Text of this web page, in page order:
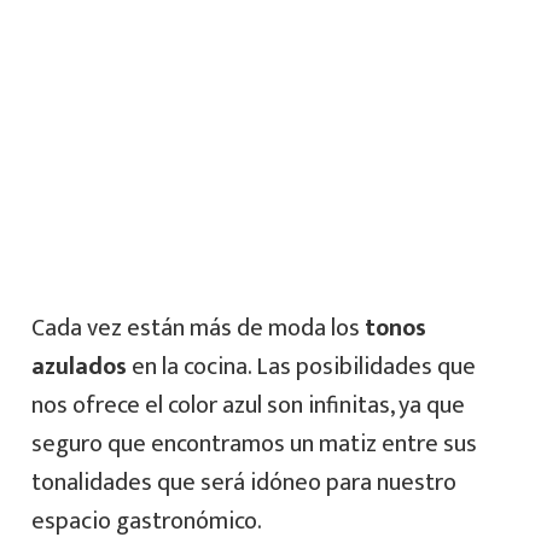
Cada vez están más de moda lostonos
azuladosen la cocina. Las posibilidades que
nos ofrece el color azul son infinitas, ya que
seguro que encontramos un matiz entre sus
tonalidades que será idóneo para nuestro
espacio gastronómico.